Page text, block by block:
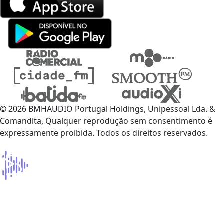
© 2026 BMHAUDIO Portugal Holdings, Unipessoal Lda. &
Comandita, Qualquer reprodução sem consentimento é
expressamente proibida. Todos os direitos reservados.